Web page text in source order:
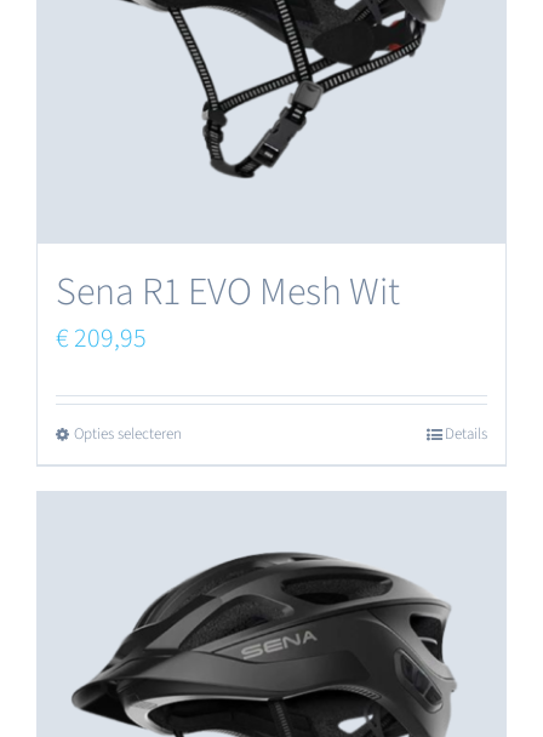
Sena R1 EVO Mesh Wit
€209,95
Opties selecteren
product
meerdere
variaties.
Deze
optie
Details